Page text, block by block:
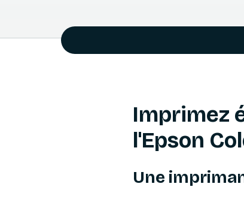
Imprimez
l'Epson
Une